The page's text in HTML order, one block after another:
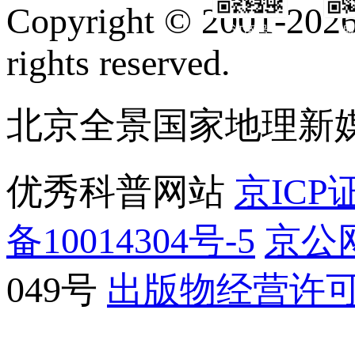
订阅号
Copyright © 2001-
rights reserved.
北京全景国家地理新
优秀科普网站 京ICP
备10014304号-5 京公
049号 出版物经营许